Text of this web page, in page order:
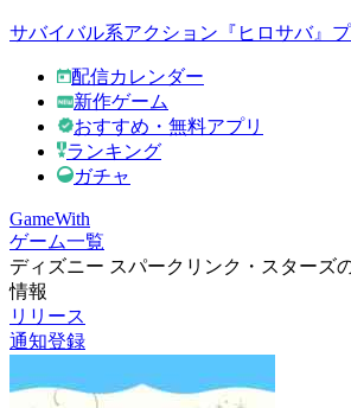
サバイバル系アクション『ヒロサバ』
配信カレンダー
新作ゲーム
おすすめ・無料アプリ
ランキング
ガチャ
GameWith
ゲーム一覧
ディズニー スパークリンク・スターズ
情報
リリース
通知登録